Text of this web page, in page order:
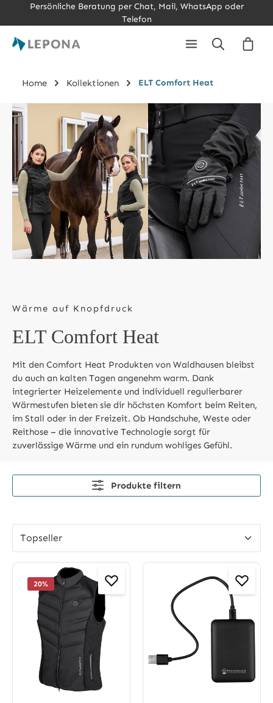
Zum Hauptinhalt springen
Persönliche Beratung per Chat, Mail, WhatsApp oder
Telefon
Home Kollektionen ELT Comfort Heat
Wärme auf Knopfdruck
ELT Comfort Heat
Mit den Comfort Heat Produkten von Waldhausen bleibst
du auch an kalten Tagen angenehm warm. Dank
integrierter Heizelemente und individuell regulierbarer
Wärmestufen bieten sie dir höchsten Komfort beim Reiten,
im Stall oder in der Freizeit. Ob Handschuhe, Weste oder
Reithose – die innovative Technologie sorgt für
zuverlässige Wärme und ein rundum wohliges Gefühl.
Produkte filtern
20%